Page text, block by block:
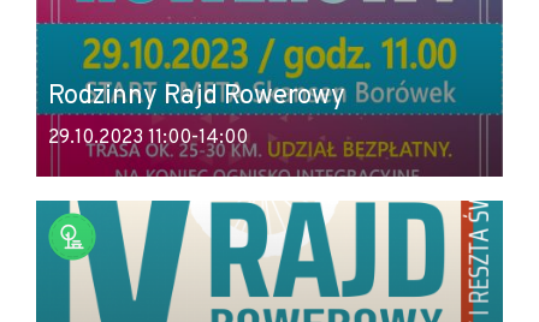
Rodzinny Rajd Rowerowy
29.10.2023 11:00-14:00